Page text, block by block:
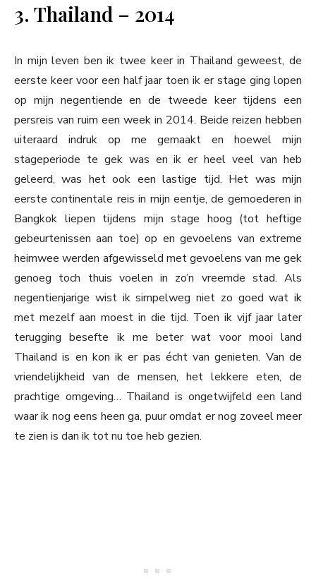
3. Thailand – 2014
In mijn leven ben ik twee keer in Thailand geweest, de
eerste keer voor een half jaar toen ik er stage ging lopen
op mijn negentiende en de tweede keer tijdens een
persreis van ruim een week in 2014. Beide reizen hebben
uiteraard indruk op me gemaakt en hoewel mijn
stageperiode te gek was en ik er heel veel van heb
geleerd, was het ook een lastige tijd. Het was mijn
eerste continentale reis in mijn eentje, de gemoederen in
Bangkok liepen tijdens mijn stage hoog (tot heftige
gebeurtenissen aan toe) op en gevoelens van extreme
heimwee werden afgewisseld met gevoelens van me gek
genoeg toch thuis voelen in zo’n vreemde stad. Als
negentienjarige wist ik simpelweg niet zo goed wat ik
met mezelf aan moest in die tijd. Toen ik vijf jaar later
terugging besefte ik me beter wat voor mooi land
Thailand is en kon ik er pas écht van genieten. Van de
vriendelijkheid van de mensen, het lekkere eten, de
prachtige omgeving… Thailand is ongetwijfeld een land
waar ik nog eens heen ga, puur omdat er nog zoveel meer
te zien is dan ik tot nu toe heb gezien.